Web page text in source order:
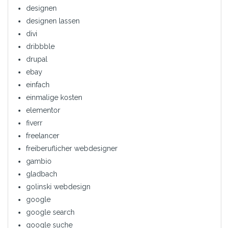
designen
designen lassen
divi
dribbble
drupal
ebay
einfach
einmalige kosten
elementor
fiverr
freelancer
freiberuflicher webdesigner
gambio
gladbach
golinski webdesign
google
google search
google suche